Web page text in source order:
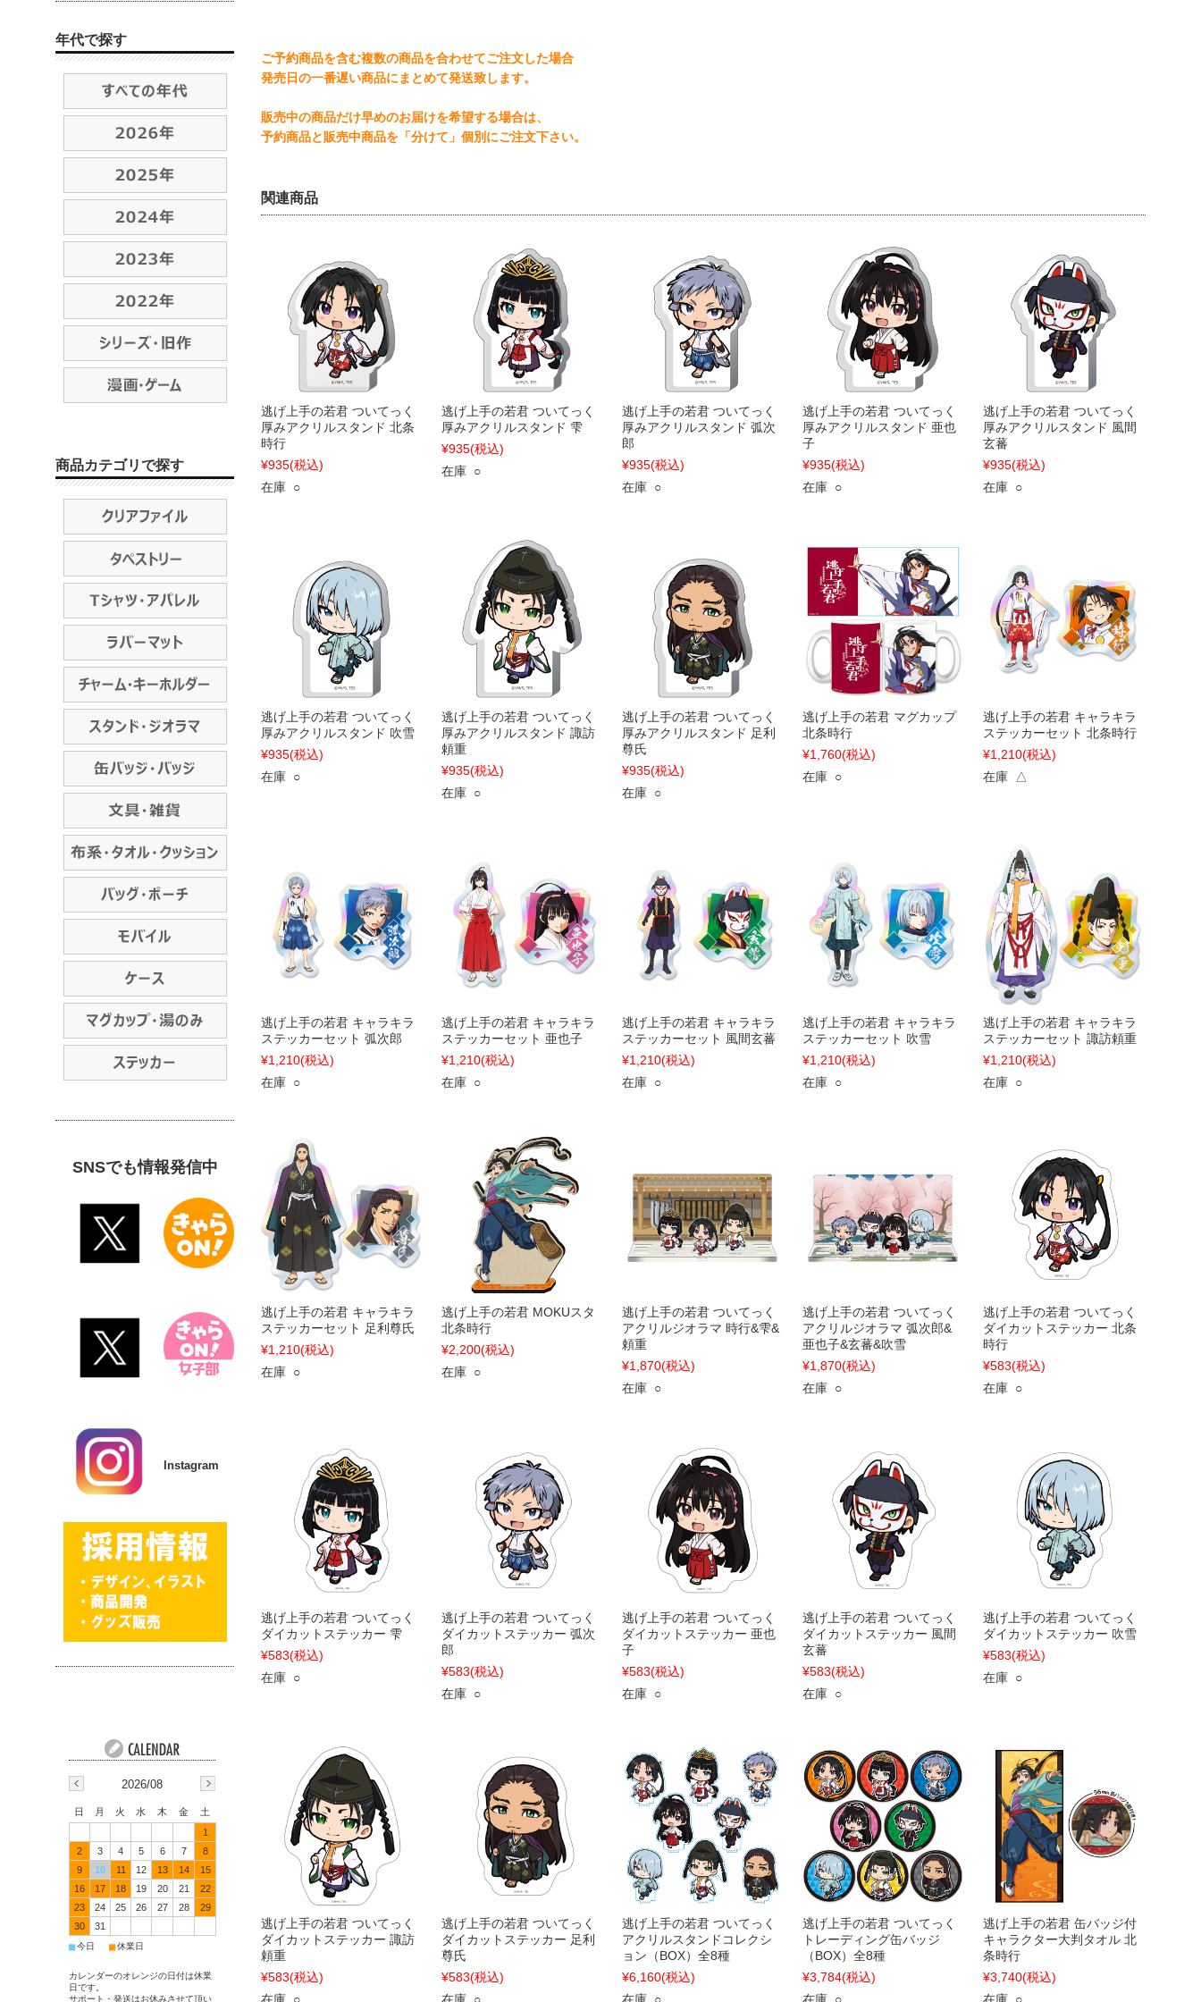
ご予約商品を含む複数の商品を合わせてご注文した場合
発売日の一番遅い商品にまとめて発送致します。
販売中の商品だけ早めのお届けを希望する場合は、
予約商品と販売中商品を「分けて」個別にご注文下さい。
関連商品
逃げ上手の若君 ついてっく
厚みアクリルスタンド 北条
時行
¥935(税込)
在庫 ○
逃げ上手の若君 ついてっく
厚みアクリルスタンド 雫
¥935(税込)
在庫 ○
逃げ上手の若君 ついてっく
厚みアクリルスタンド 弧次
郎
¥935(税込)
在庫 ○
逃げ上手の若君 ついてっく
厚みアクリルスタンド 亜也
子
¥935(税込)
在庫 ○
逃げ上手の若君 ついてっく
厚みアクリルスタンド 風間
玄蕃
¥935(税込)
在庫 ○
逃げ上手の若君 ついてっく
厚みアクリルスタンド 吹雪
¥935(税込)
在庫 ○
逃げ上手の若君 ついてっく
厚みアクリルスタンド 諏訪
頼重
¥935(税込)
在庫 ○
逃げ上手の若君 ついてっく
厚みアクリルスタンド 足利
尊氏
¥935(税込)
在庫 ○
逃げ上手の若君 マグカップ
北条時行
¥1,760(税込)
在庫 ○
逃げ上手の若君 キャラキラ
ステッカーセット 北条時行
¥1,210(税込)
在庫 △
逃げ上手の若君 キャラキラ
ステッカーセット 弧次郎
¥1,210(税込)
在庫 ○
逃げ上手の若君 キャラキラ
ステッカーセット 亜也子
¥1,210(税込)
在庫 ○
逃げ上手の若君 キャラキラ
ステッカーセット 風間玄蕃
¥1,210(税込)
在庫 ○
逃げ上手の若君 キャラキラ
ステッカーセット 吹雪
¥1,210(税込)
在庫 ○
逃げ上手の若君 キャラキラ
ステッカーセット 諏訪頼重
¥1,210(税込)
在庫 ○
逃げ上手の若君 キャラキラ
ステッカーセット 足利尊氏
¥1,210(税込)
在庫 ○
逃げ上手の若君 MOKUスタ
北条時行
¥2,200(税込)
在庫 ○
逃げ上手の若君 ついてっく
アクリルジオラマ 時行&雫&
頼重
¥1,870(税込)
在庫 ○
逃げ上手の若君 ついてっく
アクリルジオラマ 弧次郎&
亜也子&玄蕃&吹雪
¥1,870(税込)
在庫 ○
逃げ上手の若君 ついてっく
ダイカットステッカー 北条
時行
¥583(税込)
在庫 ○
逃げ上手の若君 ついてっく
ダイカットステッカー 雫
¥583(税込)
在庫 ○
逃げ上手の若君 ついてっく
ダイカットステッカー 弧次
郎
¥583(税込)
在庫 ○
逃げ上手の若君 ついてっく
ダイカットステッカー 亜也
子
¥583(税込)
在庫 ○
逃げ上手の若君 ついてっく
ダイカットステッカー 風間
玄蕃
¥583(税込)
在庫 ○
逃げ上手の若君 ついてっく
ダイカットステッカー 吹雪
¥583(税込)
在庫 ○
逃げ上手の若君 ついてっく
ダイカットステッカー 諏訪
頼重
¥583(税込)
逃げ上手の若君 ついてっく
ダイカットステッカー 足利
尊氏
¥583(税込)
逃げ上手の若君 ついてっく
アクリルスタンドコレクシ
ョン（BOX）全8種
¥6,160(税込)
逃げ上手の若君 ついてっく
トレーディング缶バッジ
（BOX）全8種
¥3,784(税込)
逃げ上手の若君 缶バッジ付
キャラクター大判タオル 北
条時行
¥3,740(税込)
年代で探す
商品カテゴリで探す
SNSでも情報発信中
Instagram
2026/08
日 月 火 水 木 金
土
1
2
3 4 5 6 7
8
9
10 11 12 13 14
15
16
17 18 19 20 21
22
23
24 25 26 27 28
29
30
31
■今日 ■休業日
カレンダーのオレンジの日付は休業
日です。
サポート・発送はお休みさせて頂い